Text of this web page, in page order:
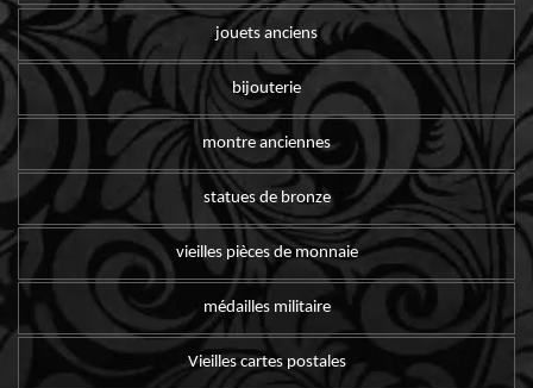
jouets anciens
bijouterie
montre anciennes
statues de bronze
vieilles pièces de monnaie
médailles militaire
Vieilles cartes postales